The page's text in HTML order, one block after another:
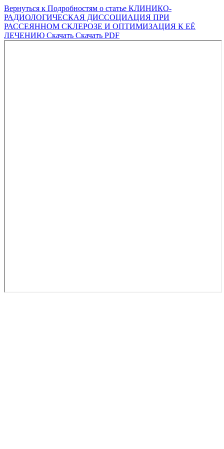
Вернуться к Подробностям о статье КЛИНИКО-
РАДИОЛОГИЧЕСКАЯ ДИССОЦИАЦИЯ ПРИ
РАССЕЯННОМ СКЛЕРОЗЕ И ОПТИМИЗАЦИЯ К ЕЁ
ЛЕЧЕНИЮ Скачать Скачать PDF